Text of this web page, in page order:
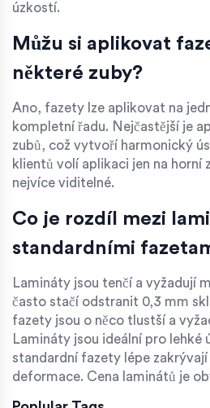
úzkostí.
Můžu si aplikovat
některé zuby?
Ano, fazety lze aplikovat na
kompletní řadu. Nejčastější je
zubů, což vytvoří harmonický
klientů volí aplikaci jen na horní
nejvíce viditelné.
Co je rozdíl mezi
standardními
Lamináty jsou tenčí a vyžadují
často stačí odstranit 0,3 mm
fazety jsou o něco tlustší a
Lamináty jsou ideální pro lehké
standardní fazety lépe
deformace. Cena laminátů je